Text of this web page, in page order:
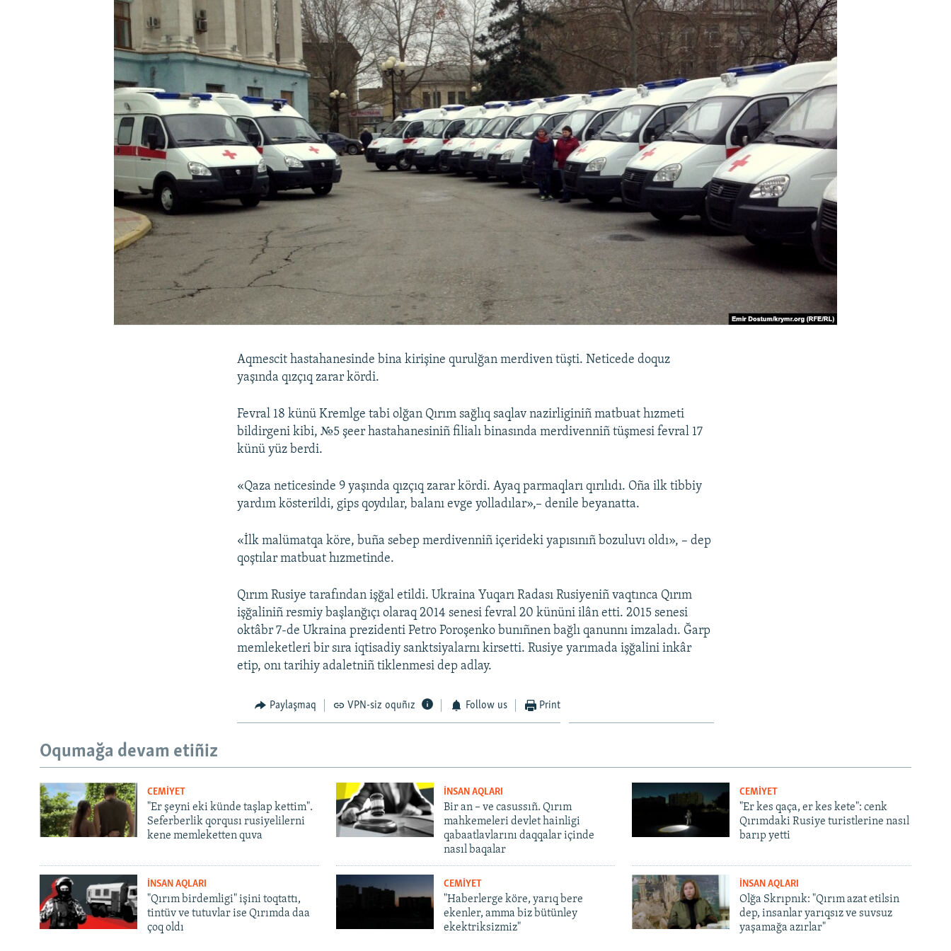
Aqmescit hastahanesinde bina kirişine qurulğan merdiven tüşti. Neticede doquz
yaşında qızçıq zarar kördi.
Fevral 18 künü Kremlge tabi olğan Qırım sağlıq saqlav nazirliginiñ matbuat hızmeti
bildirgeni kibi, №5 şeer hastahanesiniñ filialı binasında merdivenniñ tüşmesi fevral 17
künü yüz berdi.
«Qaza neticesinde 9 yaşında qızçıq zarar kördi. Ayaq parmaqları qırılıdı. Oña ilk tibbiy
yardım kösterildi, gips qoydılar, balanı evge yolladılar»,– denile beyanatta.
«İlk malümatqa köre, buña sebep merdivenniñ içerideki yapısınıñ bozuluvı oldı», – dep
qoştılar matbuat hızmetinde.
Qırım Rusiye tarafından işğal etildi. Ukraina Yuqarı Radası Rusiyeniñ vaqtınca Qırım
işğaliniñ resmiy başlanğıçı olaraq 2014 senesi fevral 20 kününi ilân etti. 2015 senesi
oktâbr 7-de Ukraina prezidenti Petro Poroşenko bunıñnen bağlı qanunnı imzaladı. Ğarp
memleketleri bir sıra iqtisadiy sanktsiyalarnı kirsetti. Rusiye yarımada işğalini inkâr
etip, onı tarihiy adaletniñ tiklenmesi dep adlay.
Paylaşmaq VPN-siz oquñız Follow us Print
Oqumağa devam etiñiz
CEMİYET
"Er şeyni eki künde taşlap kettim".
Seferberlik qorqusı rusiyelilerni
kene memleketten quva
İNSAN AQLARI
Bir an – ve casussıñ. Qırım
mahkemeleri devlet hainligi
qabaatlavlarını daqqalar içinde
nasıl baqalar
CEMİYET
"Er kes qaça, er kes kete": cenk
Qırımdaki Rusiye turistlerine nasıl
barıp yetti
İNSAN AQLARI
"Qırım birdemligi" işini toqtattı,
tintüv ve tutuvlar ise Qırımda daa
çoq oldı
CEMİYET
"Haberlerge köre, yarıq bere
ekenler, amma biz bütünley
ekektriksizmiz"
İNSAN AQLARI
Olğa Skrıpnık: "Qırım azat etilsin
dep, insanlar yarıqsız ve suvsuz
yaşamağa azırlar"